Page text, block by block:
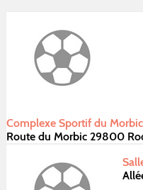
Complexe Sportif du
Route du Morbic 29800